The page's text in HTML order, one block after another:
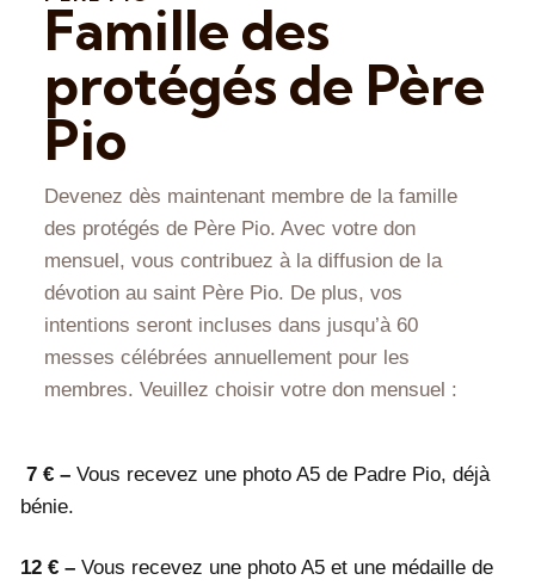
Famille des
protégés de Père
Pio
Devenez dès maintenant membre de la famille
des protégés de Père Pio. Avec votre don
mensuel, vous contribuez à la diffusion de la
dévotion au saint Père Pio. De plus, vos
intentions seront incluses dans jusqu’à 60
messes célébrées annuellement pour les
membres. Veuillez choisir votre don mensuel :
7 € – Vous recevez une photo A5 de Padre Pio, déjà
bénie.
12 € – Vous recevez une photo A5 et une médaille de